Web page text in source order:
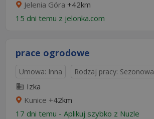
Jelenia Góra +42km
15 dni temu z jelonka.com
prace ogrodowe
Umowa: Inna Rodzaj pracy: Sezonowa
Izka
Kunice +42km
17 dni temu - Aplikuj szybko z Nuzle